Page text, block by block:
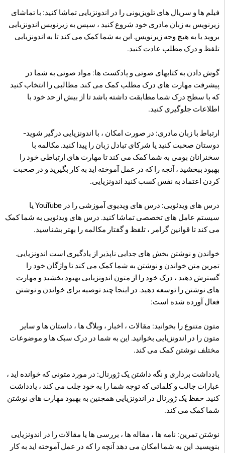
فیلم ها و سریال های تلویزیونی را در اندونزیایی تماشا کنید: با تماشای
زیرنویس به زبان مادری خود شروع کنید ، سپس به زیرنویس اندونزیایی
بروید یا به هیچ وجه زیرنویس. این به شما کمک می کند تا به اندونزیایی
تلفظ و درک مطلب عادت کنید.
گوش دادن به کتابهای صوتی و پادکست ها: مواد صوتی به شما در
پیشرفت مهارت های درک مطلب کمک می کند. مطالبی را انتخاب کنید
که با سطح درک شما مطابقت داشته باشد تا از بیش از حد خود با
اطلاعات جلوگیری کنید.
ارتباط با زبان مادری: در صورت امکان ، با اندونزیایی درگیر شوید-
دوستان صحبت کنید یا شرکای تبادل زبان را پیدا کنید. مکالمه با
سخنرانان بومی به شما کمک می کند تا مهارت های ارتباطی خود را
بهبود ببخشید ، آنچه را که در عمل آموخته اید به کار بگیرید و در صحبت
کردن اعتماد به نفس کسب کنید اندونزیایی.
درس های ویدئویی: درس های ویدیوی آموزشی را در YouTube یا
سیستم عامل های تخصصی تماشا کنید. درس های ویدئویی به شما کمک
می کند تا قوانین گرامر ، تلفظ و گفتار مکالمه را بهتر بشناسید.
خواندن و نوشتن بخش های جدایی ناپذیر از یادگیری است اندونزیایی.
تمرین متن خواندن و نوشتن به شما کمک می کند تا واژگان خود را
گسترش دهید ، درک خود را از متون اندونزیایی بهبود بخشید و مهارت
های نوشتن را توسعه دهید. در اینجا چند توصیه برای خواندن و نوشتن
فعال آورده شده است:
متون متنوع را بخوانید: مقالات ، اخبار ، وبلاگ ها ، داستان ها و سایر
متون را در اندونزیایی بخوانید. این به شما در درک سبک ها و موضوعات
مختلف نوشتن کمک می کند.
یادداشت برداری و نگه داشتن یک ژورنال: در مورد متونی که خوانده اید ،
عبارات جالب و کلماتی که توجه شما را به خود جلب می کند ، یادداشت
کنید. حفظ یک ژورنال در اندونزیایی همچنین به بهبود مهارت های نوشتن
شما کمک می کند.
نوشتن تمرین: نامه ها ، مقاله ها ، بررسی ها یا مقالات را در اندونزیایی
بنویسید. این به شما امکان می دهد آنچه را که در عمل آموخته اید به کار